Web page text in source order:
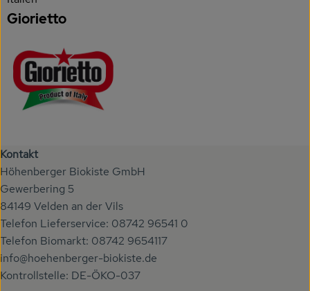
Giorietto
Kontakt
Höhenberger Biokiste GmbH
Gewerbering 5
84149 Velden an der Vils
Telefon Lieferservice: 08742 96541 0
Telefon Biomarkt: 08742 9654117
info@hoehenberger-biokiste.de
Kontrollstelle: DE-ÖKO-037